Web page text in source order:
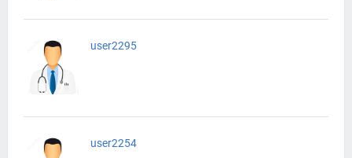
user2295
user2254